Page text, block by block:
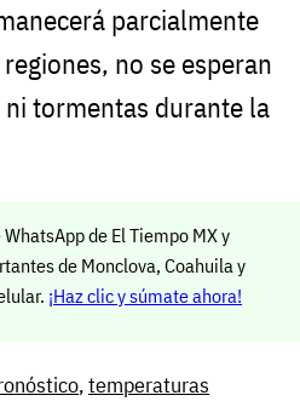
parcialmente
no se esperan
tormentas durante la
de El Tiempo MX y
de Monclova, Coahuila y
¡Haz clic y súmate ahora!
,temperaturas